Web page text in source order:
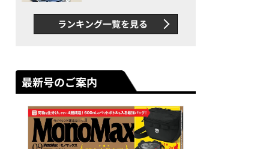
新ムーブメントの衝撃
ランキング一覧を見る
最新号のご案内